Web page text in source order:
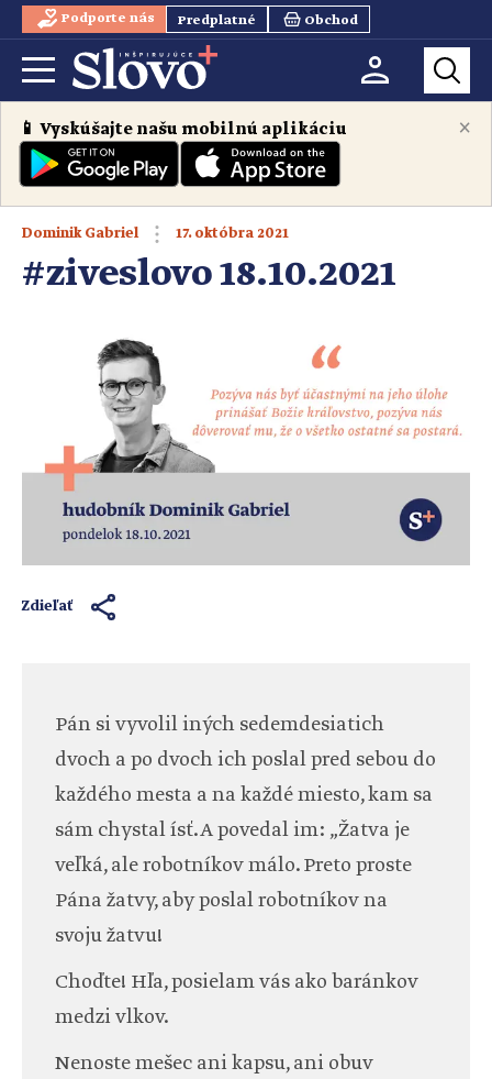
Podporte nás Predplatné Obchod
×
📱 Vyskúšajte našu mobilnú aplikáciu
Dominik Gabriel 17. októbra 2021
#ziveslovo 18.10.2021
Zdieľať
Pán si vyvolil iných sedemdesiatich
dvoch a po dvoch ich poslal pred sebou do
každého mesta a na každé miesto, kam sa
sám chystal ísť. A povedal im: „Žatva je
veľká, ale robotníkov málo. Preto proste
Pána žatvy, aby poslal robotníkov na
svoju žatvu!
Choďte! Hľa, posielam vás ako baránkov
medzi vlkov.
Nenoste mešec ani kapsu, ani obuv